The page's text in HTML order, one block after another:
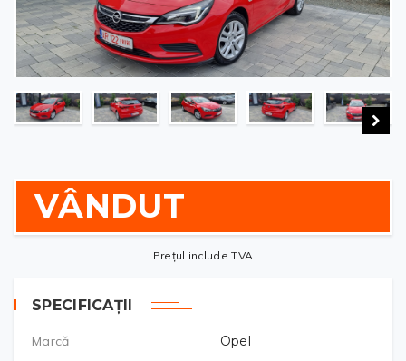
VÂNDUT
Prețul include TVA
SPECIFICAȚII
Marcă
Opel